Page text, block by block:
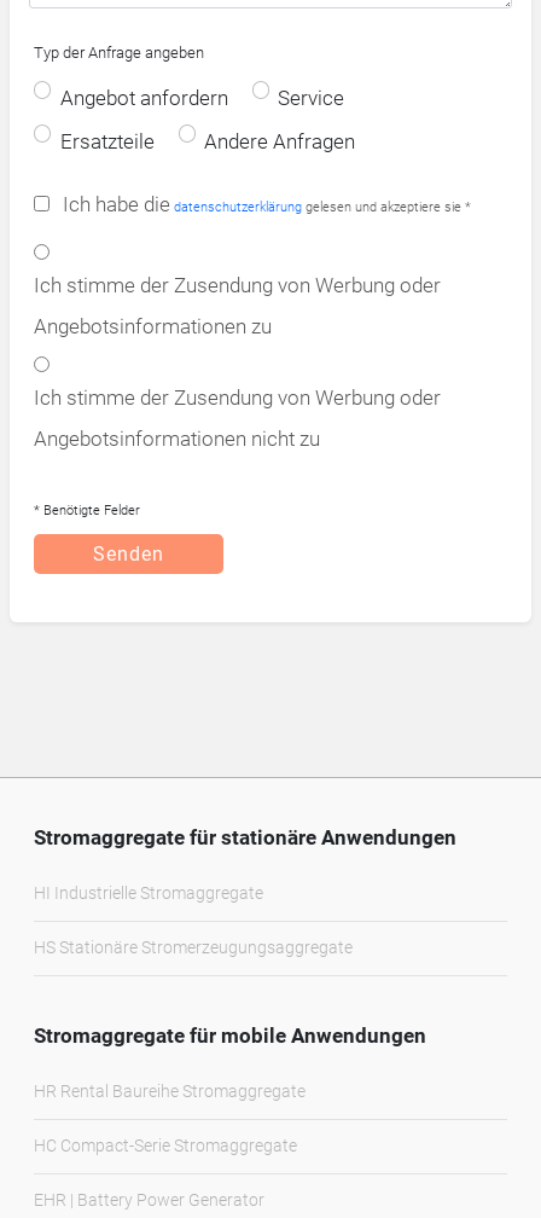
Typ der Anfrage angeben
Angebot anfordern
Service
Ersatzteile
Andere Anfragen
Ich habe die datenschutzerklärung gelesen und akzeptiere sie *
Ich stimme der Zusendung von Werbung oder
Angebotsinformationen zu
Ich stimme der Zusendung von Werbung oder
Angebotsinformationen nicht zu
* Benötigte Felder
Senden
Stromaggregate für stationäre Anwendungen
HI Industrielle Stromaggregate
HS Stationäre Stromerzeugungsaggregate
Stromaggregate für mobile Anwendungen
HR Rental Baureihe Stromaggregate
HC Compact-Serie Stromaggregate
EHR | Battery Power Generator